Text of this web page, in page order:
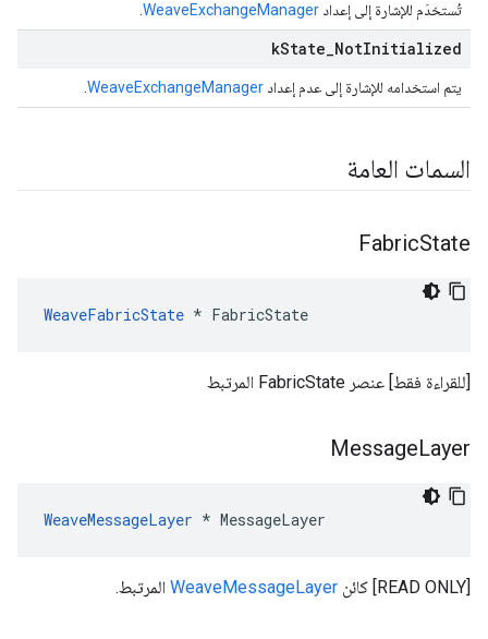
تُستخدَم للإشارة إلى إعداد WeaveExchangeManager
kState NotInitialized
يتم استخدامه للإشارة إلى عدم إعداد WeaveExchangeManager
السمات العامة
FabricState
WeaveFabricState * FabricState
[للقراءة فقط] عنصر FabricState المرتبط
MessageLayer
WeaveMessageLayer * MessageLayer
[READ ONLY] كائن WeaveMessageLayer المرتبط.